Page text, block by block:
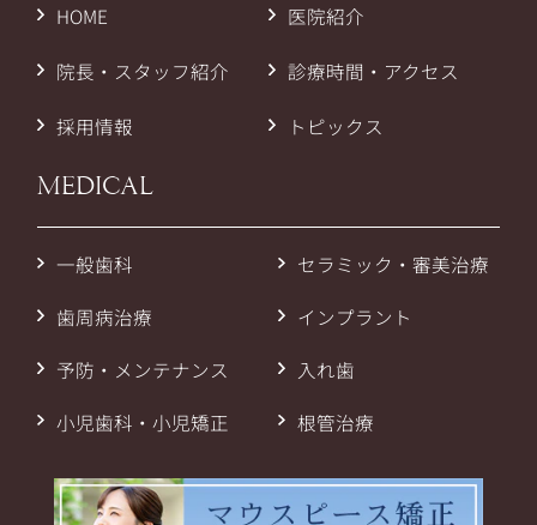
HOME 医院紹介
院長・スタッフ紹介 診療時間・アクセス
採用情報 トピックス
MEDICAL
一般歯科
歯周病治療
予防・メンテナンス
小児歯科・小児矯正
セラミック・審美治療
インプラント
入れ歯
根管治療